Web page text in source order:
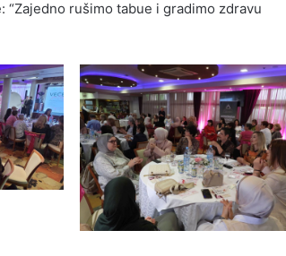
rušimo tabue i gradimo zdravu